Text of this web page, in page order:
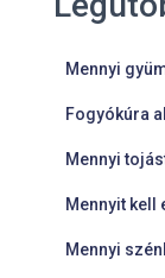
Mennyi
Fogyókúra
Mennyi
Mennyit kell
Mennyi